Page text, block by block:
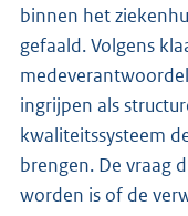
binnen het
gefaald. Volgens
ingrijpen als
kwaliteitssysteem
brengen. De vraag
worden is of de